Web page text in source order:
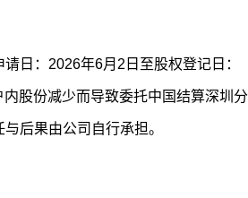
日：2026年6月2日至股权登记日：
股份减少而导致委托中国结算深圳分
后果由公司自行承担。